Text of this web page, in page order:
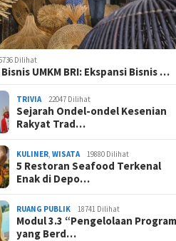
Dilihat
UMKM BRI: Ekspansi Bisnis …
TRIVIA 22047 Dilihat
Sejarah Ondel-ondel Kesenian
Rakyat Trad…
KULINER ,WISATA 19880 Dilihat
5 Restoran Seafood Terkenal
Enak di Depo…
RUANG PUBLIK 18741 Dilihat
Modul 3.3 “Pengelolaan Program
yang Berd…